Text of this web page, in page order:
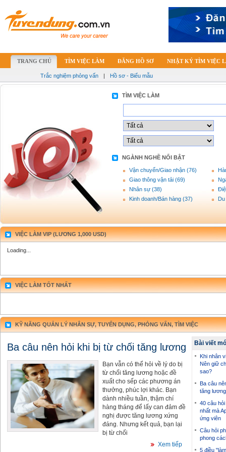
TRANG CHỦ TÌM VIỆC LÀM ĐĂNG HỒ SƠ NHẬT KÝ TÌM VIỆC
Trắc nghiệm phỏng vấn | Hồ sơ - Biểu mẫu
TÌM VIỆC LÀM
NGÀNH NGHỀ NỔI BẬT
Vận chuyển/Giao nhận (76)
Giao thông vận tải (69)
Nhân sự (38)
Kinh doanh/Bán hàng (37)
Du
VIỆC LÀM VIP (LƯƠNG 1,000 USD)
Loading...
VIỆC LÀM TỐT NHẤT
KỸ NĂNG QUẢN LÝ NHÂN SỰ, TUYỂN DỤNG, PHỎNG VẤN, TÌM VIỆC
Ba câu nên hỏi khi bị từ chối tăng lương
Bạn vẫn có thể hỏi về lý do bị
từ chối tăng lương hoặc đề
xuất cho sếp các phương án
thưởng, phúc lợi khác. Bạn
dành nhiều tuần, thậm chí
hàng tháng để lấy can đảm đề
nghị được tăng lương xứng
đáng. Nhưng kết quả, bạn lại
bị từ chối
Xem tiếp
Bài viết
Khi nhân
Nên giữ
sao?
Ba câu
tăng lương
40 câu
nhất mà
ứng viên
Câu hỏi
phong
5 điều